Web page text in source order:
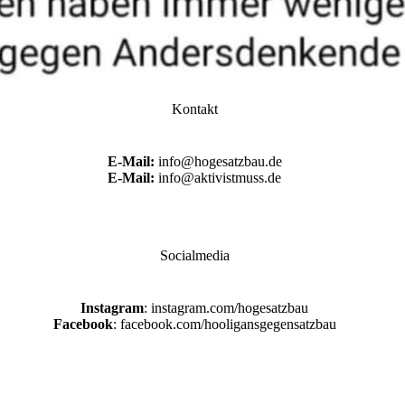
Kontakt
E-Mail: info@hogesatzbau.de
E-Mail: info@aktivistmuss.de
Socialmedia
Instagram: instagram.com/hogesatzbau
Facebook: facebook.com/hooligansgegensatzbau